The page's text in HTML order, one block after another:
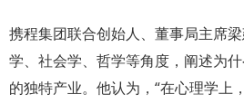
携程集团联合创始人、董事局主席
学、社会学、哲学等角度，阐述为
的独特产业。他认为，“在心理学上